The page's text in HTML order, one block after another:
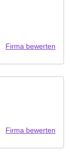
Firma bewerten
Firma bewerten